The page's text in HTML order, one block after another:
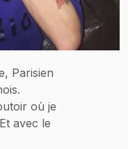
Parisien
où je
avec le